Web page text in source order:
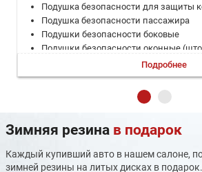
Подушка безопасности для защиты
Подушка безопасности пассажира
Подушки безопасности боковые
Подушки безопасности оконные
Система контроля слепых зон
Система помощи при выезде с
Система помощи при старте в гору
Система помощи при торможении
Система предупреждения о выезде
Система стабилизации (ESP)
Подробнее
Зимняя резина в подарок
Каждый купивший авто в нашем салоне,
зимней резины на литых дисках в подарок.